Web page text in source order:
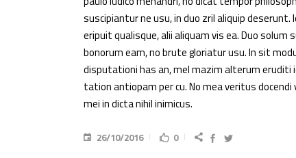
suscipiantur ne usu, in duo zril aliquip
eripuit qualisque, alii aliquam vis ea. Duo
bonorum eam, no brute gloriatur usu. In sit
disputationi has an, mel mazim alterum eruditi
tation antiopam per cu. No mea veritus
mei in dicta nihil inimicus.
26/10/2016 0